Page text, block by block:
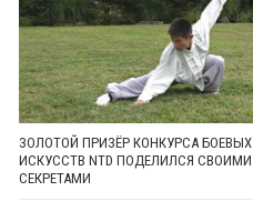
ЗОЛОТОЙ ПРИЗЁР КОНКУРСА БОЕВЫХ
ИСКУССТВ NTD ПОДЕЛИЛСЯ СВОИМИ
СЕКРЕТАМИ